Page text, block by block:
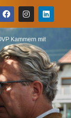
Kammern mit